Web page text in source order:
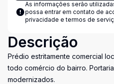
As informações serão
possa entrar em contato de
privacidade e termos de
Descrição
Prédio estritamente comercial
todo comércio do bairro.
modernizados.